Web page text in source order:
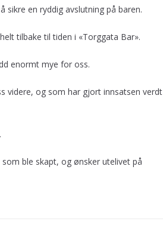
en ryddig avslutning på baren.
tilbake til tiden i «Torggata Bar».
enormt mye for oss.
videre, og som har gjort innsatsen verdt
ble skapt, og ønsker utelivet på